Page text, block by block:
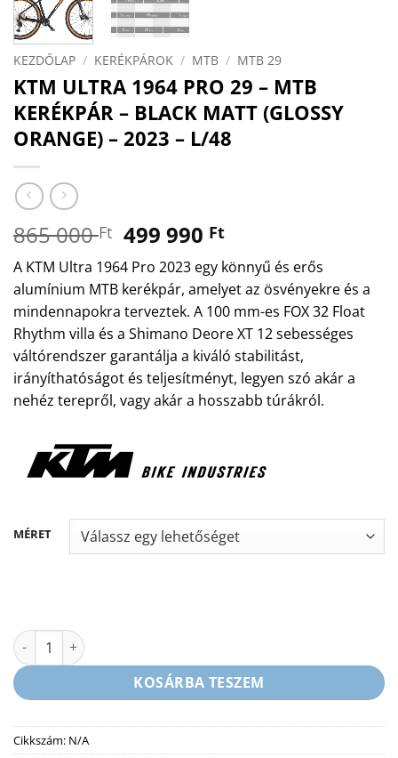
KEZDŐLAP / KERÉKPÁROK / MTB / MTB 29
KTM ULTRA 1964 PRO 29 – MTB
KERÉKPÁR – BLACK MATT (GLOSSY
ORANGE) – 2023 – L/48
865 000Ft Original
price
was:
865
000 Ft.
499 990 FtCurrent
price
is:
499
990 Ft.
A KTM Ultra 1964 Pro 2023 egy könnyű és erős
alumínium MTB kerékpár, amelyet az ösvényekre és a
mindennapokra terveztek. A 100 mm-es FOX 32 Float
Rhythm villa és a Shimano Deore XT 12 sebességes
váltórendszer garantálja a kiváló stabilitást,
irányíthatóságot és teljesítményt, legyen szó akár a
nehéz terepről, vagy akár a hosszabb túrákról.
MÉRET
KTM ULTRA 1964 PRO 29 - MTB KERÉKPÁR - BLACK MATT
KOSÁRBA TESZEM
Cikkszám: N/A